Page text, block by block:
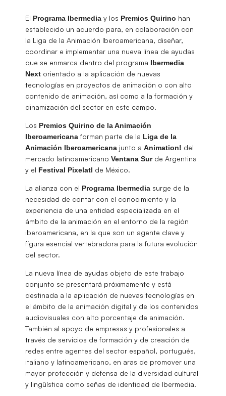
El Programa Ibermedia y los Premios Quirino han
establecido un acuerdo para, en colaboración con
la Liga de la Animación Iberoamericana, diseñar,
coordinar e implementar una nueva línea de ayudas
que se enmarca dentro del programa Ibermedia
Next orientado a la aplicación de nuevas
tecnologías en proyectos de animación o con alto
contenido de animación, así como a la formación y
dinamización del sector en este campo.
Los Premios Quirino de la Animación
Iberoamericana forman parte de la Liga de la
Animación Iberoamericana junto a Animation! del
mercado latinoamericano Ventana Surde Argentina
y el Festival Pixelatl de México.
La alianza con el Programa Ibermedia surge de la
necesidad de contar con el conocimiento y la
experiencia de una entidad especializada en el
ámbito de la animación en el entorno de la región
iberoamericana, en la que son un agente clave y
figura esencial vertebradora para la futura evolución
del sector.
La nueva línea de ayudas objeto de este trabajo
conjunto se presentará próximamente y está
destinada a la aplicación de nuevas tecnologías en
el ámbito de la animación digital y de los contenidos
audiovisuales con alto porcentaje de animación.
También al apoyo de empresas y profesionales a
través de servicios de formación y de creación de
redes entre agentes del sector español, portugués,
italiano y latinoamericano, en aras de promover una
mayor protección y defensa de la diversidad cultural
y lingüística como señas de identidad de Ibermedia.